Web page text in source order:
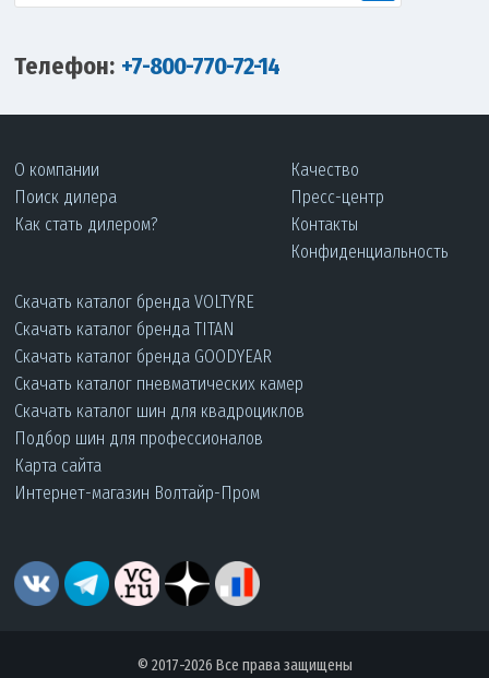
Телефон: +7-800-770-72-14
О компании
Поиск дилера
Как стать дилером?
Качество
Пресс-центр
Контакты
Конфиденциальность
Скачать каталог бренда VOLTYRE
Скачать каталог бренда TITAN
Скачать каталог бренда GOODYEAR
Скачать каталог пневматических камер
Скачать каталог шин для квадроциклов
Подбор шин для профессионалов
Карта сайта
Интернет-магазин Волтайр-Пром
© 2017-2026 Все права защищены